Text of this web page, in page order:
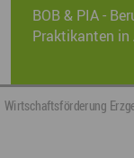
BOB & PIA -
Praktikanten in
Wirtschaftsförderung